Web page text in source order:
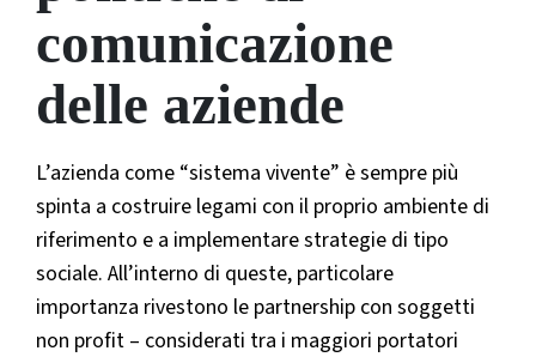
comunicazione
delle aziende
L’azienda come “sistema vivente” è sempre più
spinta a costruire legami con il proprio ambiente di
riferimento e a implementare strategie di tipo
sociale. All’interno di queste, particolare
importanza rivestono le partnership con soggetti
non profit – considerati tra i maggiori portatori